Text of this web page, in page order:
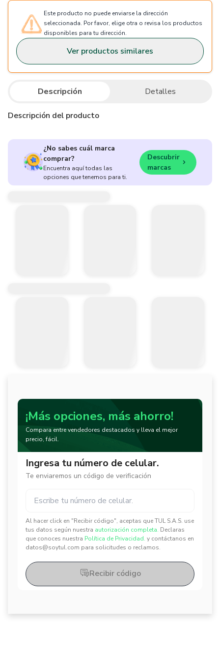
Este producto no puede enviarse la dirección
seleccionada. Por favor, elige otra o revisa los productos
disponibles para tu dirección.
Ver productos similares
Descripción Detalles
Descripción del producto
¿No sabes cuál marca
comprar?
Encuentra aquí todas las
opciones que tenemos para ti.
Descubrir
marcas
¡Más opciones, más ahorro!
Compara entre vendedores destacados y lleva el mejor
precio, fácil.
Ingresa tu número de celular.
Te enviaremos un código de verificación
Al hacer click en "Recibir código", aceptas que TUL S.A.S. use
tus datos según nuestra autorización completa. Declaras
que conoces nuestra Política de Privacidad. y contáctanos en
datos@soytul.com para solicitudes o reclamos.
✕
✕
Recibir código